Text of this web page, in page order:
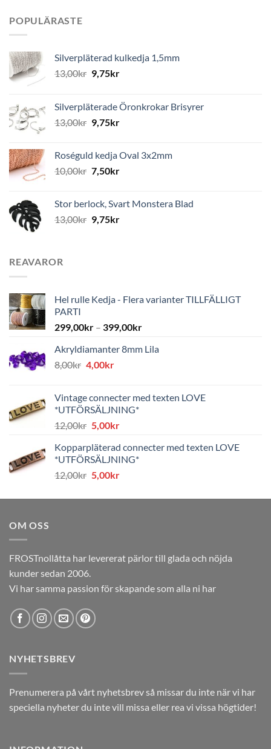
POPULÄRASTE
Silverpläterad kulkedja 1,5mm
13,00kr 9,75kr
Silverpläterade Öronkrokar Brisyrer
13,00kr 9,75kr
Roséguld kedja Oval 3x2mm
10,00kr 7,50kr
Stor berlock, Svart Monstera Blad
13,00kr 9,75kr
REAVAROR
Hel rulle Kedja - Flera varianter TILLFÄLLIGT
PARTI
299,00kr – 399,00kr
Akryldiamanter 8mm Lila
8,00kr Det
var:
8,00kr.
4,00krDet
är:
4,00kr.
Vintage connecter med texten LOVE
*UTFÖRSÄLJNING*
12,00kr Det
priset
var:
12,00kr.
5,00krDet
priset
är:
5,00kr.
Kopparpläterad connecter med texten LOVE
*UTFÖRSÄLJNING*
12,00kr Det
priset
5,00krDet
priset
OM OSS
FROSTnollåtta har levererat pärlor till glada och nöjda
kunder sedan 2006.
Vi har samma passion för skapande som alla ni har
NYHETSBREV
Prenumerera på vårt nyhetsbrev så missar du inte när vi har
speciella nyheter du inte vill missa eller rea vi vissa högtider!